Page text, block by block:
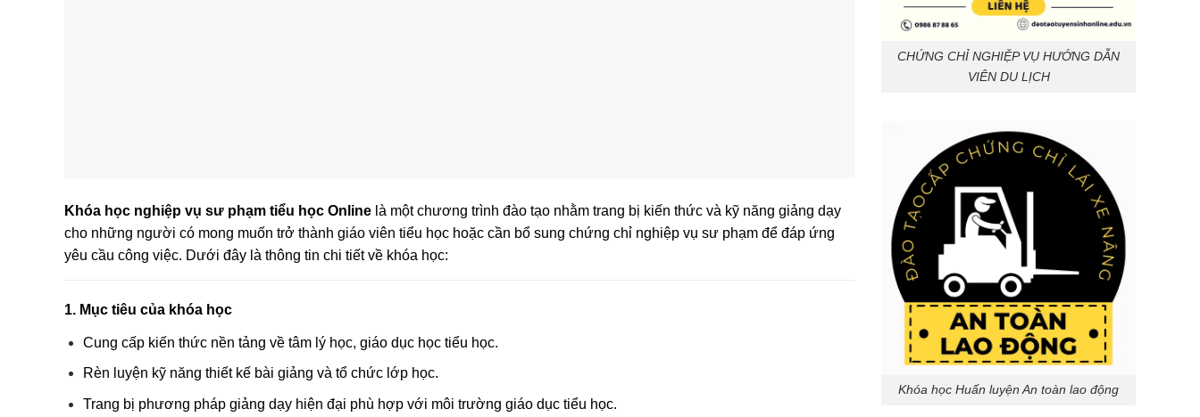
Khóa học nghiệp vụ sư phạm tiểu học Online là một chương trình đào tạo nhằm trang bị kiến thức và kỹ năng giảng dạy
cho những người có mong muốn trở thành giáo viên tiểu học hoặc cần bổ sung chứng chỉ nghiệp vụ sư phạm để đáp ứng
yêu cầu công việc. Dưới đây là thông tin chi tiết về khóa học:
1. Mục tiêu của khóa học
Cung cấp kiến thức nền tảng về tâm lý học, giáo dục học tiểu học.
Rèn luyện kỹ năng thiết kế bài giảng và tổ chức lớp học.
Trang bị phương pháp giảng dạy hiện đại phù hợp với môi trường giáo dục tiểu học.
CHỨNG CHỈ NGHIỆP VỤ HƯỚNG DẪN
VIÊN DU LỊCH
Khóa học Huấn luyện An toàn lao động